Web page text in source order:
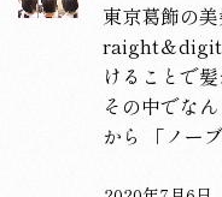
東京葛飾の
raight＆
けることで
その中でな
から 「ノー